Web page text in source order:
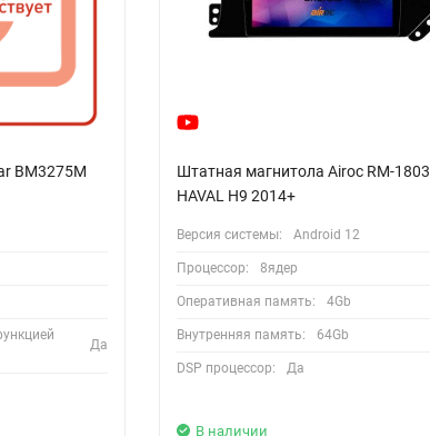
BM3275M
Да
Штатная магнитола Airoc RM-1803
HAVAL H9 2014+
Версия системы: Android 12
Процессор: 8ядер
Оперативная память: 4Gb
Внутренняя память: 64Gb
DSP процессор: Да
В наличии